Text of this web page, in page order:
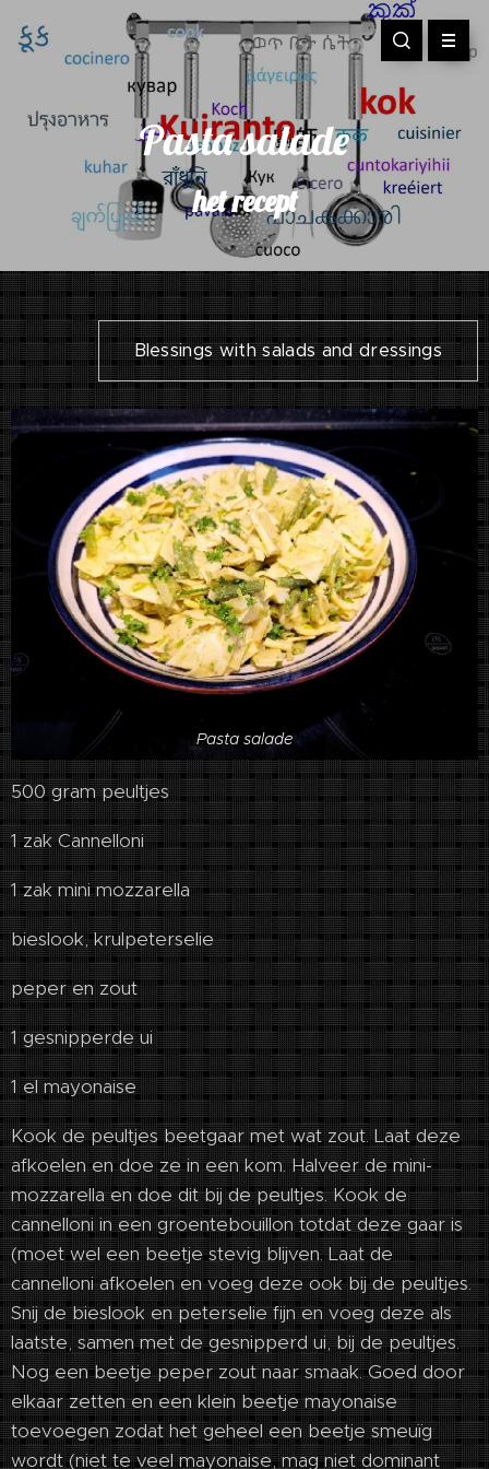
Pasta salade
het recept
Blessings with salads and dressings
Pasta salade
500 gram peultjes
1 zak Cannelloni
1 zak mini mozzarella
bieslook, krulpeterselie
peper en zout
1 gesnipperde ui
1 el mayonaise
Kook de peultjes beetgaar met wat zout. Laat deze
afkoelen en doe ze in een kom. Halveer de mini-
mozzarella en doe dit bij de peultjes. Kook de
cannelloni in een groentebouillon totdat deze gaar is
(moet wel een beetje stevig blijven. Laat de
cannelloni afkoelen en voeg deze ook bij de peultjes.
Snij de bieslook en peterselie fijn en voeg deze als
laatste, samen met de gesnipperd ui, bij de peultjes.
Nog een beetje peper zout naar smaak. Goed door
elkaar zetten en een klein beetje mayonaise
toevoegen zodat het geheel een beetje smeuïg
wordt (niet te veel mayonaise, mag niet dominant